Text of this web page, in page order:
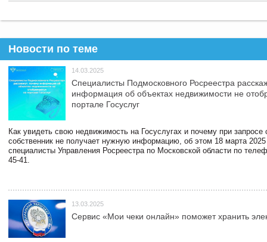
Новости по теме
14.03.2025
Специалисты Подмосковного Росреестра
информация об объектах недвижимости не
портале Госуслуг
Как увидеть свою недвижимость на Госуслугах и почему при запросе
собственник не получает нужную информацию, об этом 18 марта 2025
специалисты Управления Росреестра по Московской области по
45-41.
13.03.2025
Сервис «Мои чеки онлайн» поможет хранить